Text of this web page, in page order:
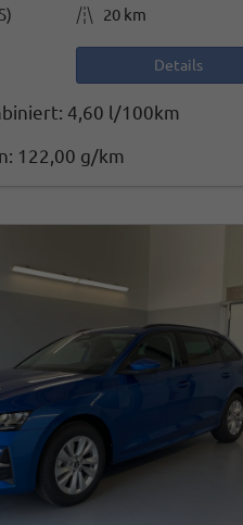
Kilometerstand 20 km
Details
4,60 l/100km
122,00 g/km